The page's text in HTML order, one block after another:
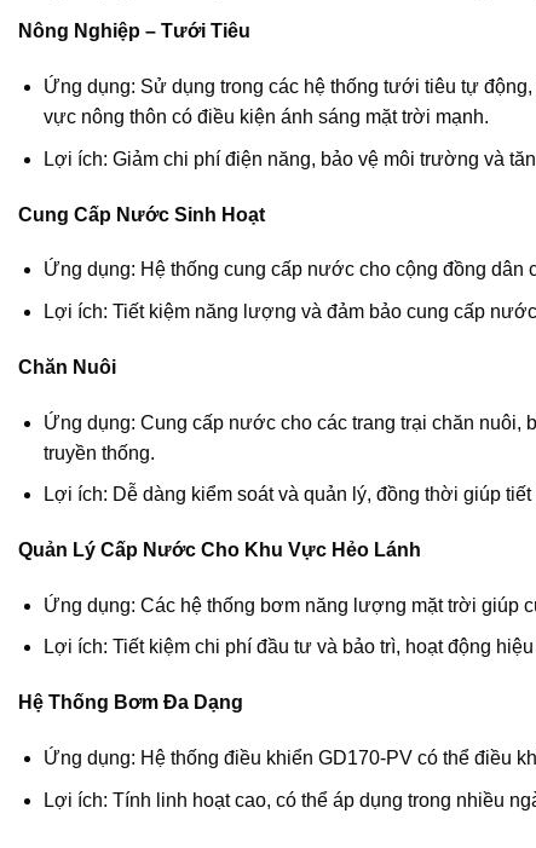
Nông Nghiệp – Tưới Tiêu
Ứng dụng: Sử dụng trong các hệ thống tưới tiêu tự
vực nông thôn có điều kiện ánh sáng mặt trời mạnh.
Lợi ích: Giảm chi phí điện năng, bảo vệ môi trường và
Cung Cấp Nước Sinh Hoạt
Ứng dụng: Hệ thống cung cấp nước cho cộng đồng
Lợi ích: Tiết kiệm năng lượng và đảm bảo cung cấp
Chăn Nuôi
Ứng dụng: Cung cấp nước cho các trang trại chăn nuôi,
truyền thống.
Lợi ích: Dễ dàng kiểm soát và quản lý, đồng thời giúp
Quản Lý Cấp Nước Cho Khu Vực Hẻo Lánh
Ứng dụng: Các hệ thống bơm năng lượng mặt trời giúp
Lợi ích: Tiết kiệm chi phí đầu tư và bảo trì, hoạt động
Hệ Thống Bơm Đa Dạng
Ứng dụng: Hệ thống điều khiển GD170-PV có thể điều
Lợi ích: Tính linh hoạt cao, có thể áp dụng trong nhiều